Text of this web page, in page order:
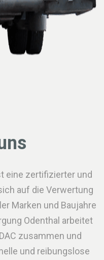
eine zertifizierter und
auf die Verwertung
Marken und Baujahre
Odenthal arbeitet
zusammen und
und reibungslose